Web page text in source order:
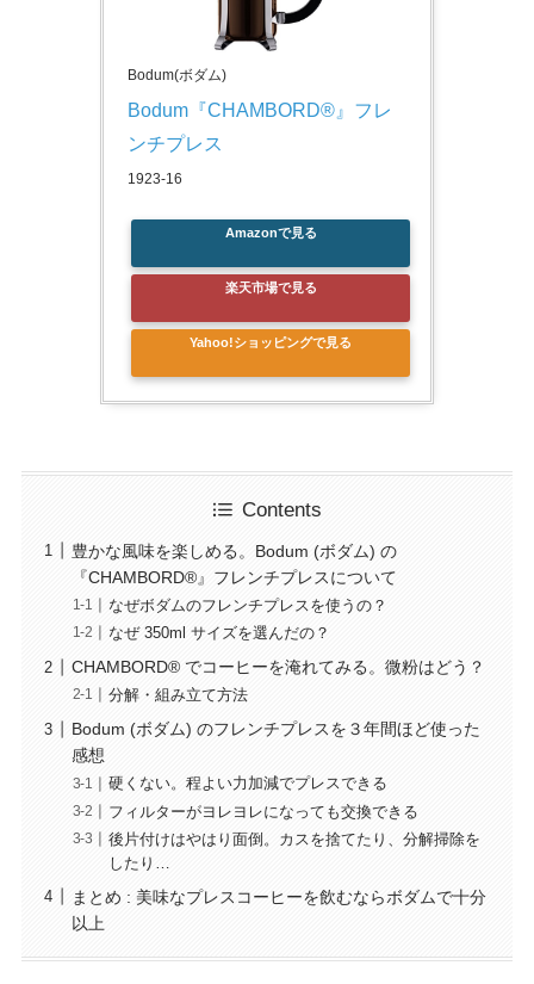
Bodum(ボダム)
Bodum『CHAMBORD®』フレ
ンチプレス
1923-16
Amazonで見る
楽天市場で見る
Yahoo!ショッピングで見る
Contents
豊かな風味を楽しめる。Bodum (ボダム) の
『CHAMBORD®』フレンチプレスについて
なぜボダムのフレンチプレスを使うの？
なぜ 350ml サイズを選んだの？
CHAMBORD® でコーヒーを淹れてみる。微粉はどう？
分解・組み立て方法
Bodum (ボダム) のフレンチプレスを３年間ほど使った
感想
硬くない。程よい力加減でプレスできる
フィルターがヨレヨレになっても交換できる
後片付けはやはり面倒。カスを捨てたり、分解掃除を
したり…
まとめ : 美味なプレスコーヒーを飲むならボダムで十分
以上